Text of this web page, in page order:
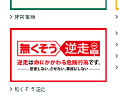
非常電話
無くそう逆走